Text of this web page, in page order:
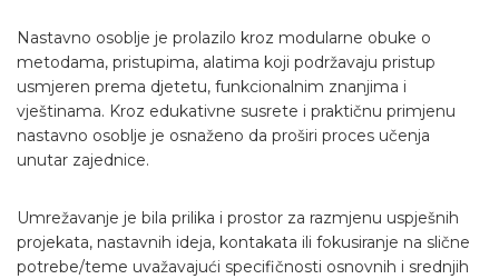
Nastavno osoblje je prolazilo kroz modularne obuke o
metodama, pristupima, alatima koji podržavaju pristup
usmjeren prema djetetu, funkcionalnim znanjima i
vještinama. Kroz edukativne susrete i praktičnu primjenu
nastavno osoblje je osnaženo da proširi proces učenja
unutar zajednice.
Umrežavanje je bila prilika i prostor za razmjenu uspješnih
projekata, nastavnih ideja, kontakata ili fokusiranje na slične
potrebe/teme uvažavajući specifičnosti osnovnih i srednjih